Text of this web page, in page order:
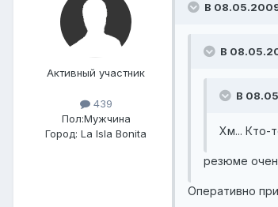
Активный участник
439
Пол:Мужчина
Город: La Isla Bonita
В 08.05.2009
В
В
Хм... Кто-
резюме
Оперативно